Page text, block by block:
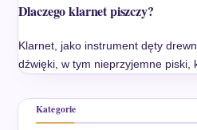
Dlaczego klarnet piszczy?
Klarnet, jako instrument dęty
dźwięki, w tym nieprzyjemne piski,
Kategorie